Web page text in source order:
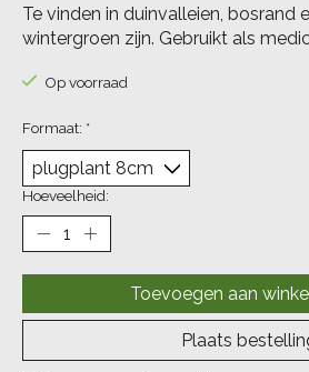
Te vinden in duinvalleien, bosrand
wintergroen zijn. Gebruikt als
Op voorraad
Formaat: *
Hoeveelheid:
Toevoegen aan
Plaats